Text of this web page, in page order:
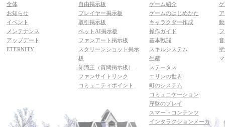
全体
お知らせ
イベント
メンテナンス
アップデート
ETERNITY
自由掲示板
プレイヤー掲示板
取引掲示板
ペットAI掲示板
ファンアート掲示板
スクリーンショット掲示
板
知識王（質問掲示板）
ファンサイトリンク
コミュニティポイント
ゲーム紹介
ゲームのはじめかた
キャラクター作成
操作ガイド
基本戦闘
スキルシステム
生産
ステータス
エリンの世界
町のシステム
コミュニケーション
序盤のプレイ
スマートコンテンツ
インタラクションメーカ